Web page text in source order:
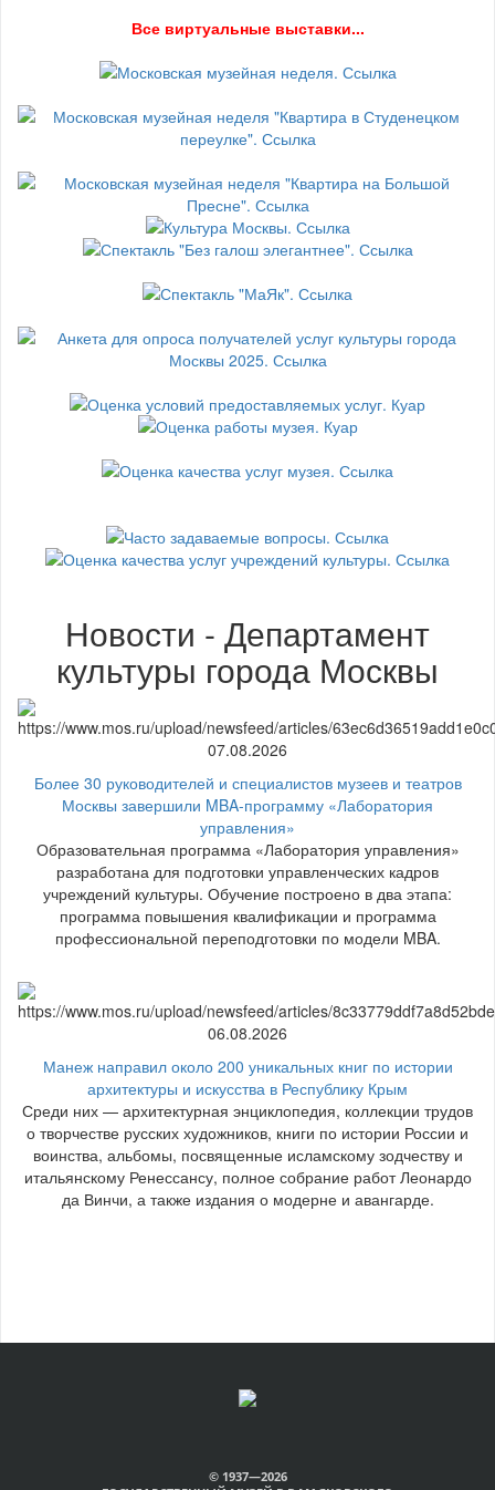
Все виртуальные выставки...
Новости - Департамент
культуры города Москвы
07.08.2026
Более 30 руководителей и специалистов музеев и театров
Москвы завершили MBA-программу «Лаборатория
управления»
Образовательная программа «Лаборатория управления»
разработана для подготовки управленческих кадров
учреждений культуры. Обучение построено в два этапа:
программа повышения квалификации и программа
профессиональной переподготовки по модели MBA.
06.08.2026
Манеж направил около 200 уникальных книг по истории
архитектуры и искусства в Республику Крым
Среди них — архитектурная энциклопедия, коллекции трудов
о творчестве русских художников, книги по истории России и
воинства, альбомы, посвященные исламскому зодчеству и
итальянскому Ренессансу, полное собрание работ Леонардо
да Винчи, а также издания о модерне и авангарде.
© 1937—2026